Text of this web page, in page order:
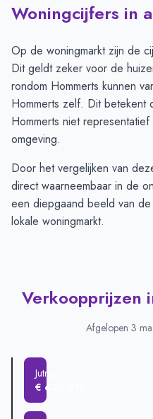
Woningcijfers in
Op de woningmarkt zijn de
Dit geldt zeker voor de
rondom Hommerts kunnen
Hommerts zelf. Dit betekent
Hommerts niet
omgeving.
Door het vergelijken van
direct waarneembaar in de
een diepgaand beeld van
lokale woningmarkt.
Verkoopprijzen
Afgelopen 3
Jutrijp
€ 626.012